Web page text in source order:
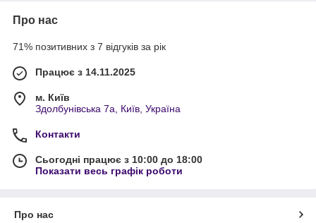
Про нас
71% позитивних з 7 відгуків за рік
Працює з 14.11.2025
м. Київ
Здолбунівська 7а, Київ, Україна
Контакти
Сьогодні працює з 10:00 до 18:00
Показати весь графік роботи
Про нас